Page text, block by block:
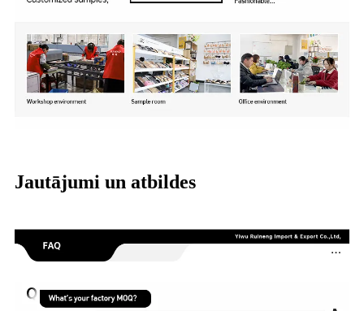
Jautājumi un atbildes